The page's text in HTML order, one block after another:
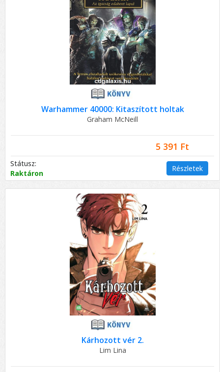
Warhammer 40000: Kitaszított holtak
Graham McNeill
5 391 Ft
Státusz:
Raktáron
Részletek
Kárhozott vér 2.
Lim Lina